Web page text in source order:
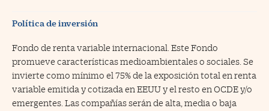
Política de inversión
Fondo de renta variable internacional. Este Fondo
promueve características medioambientales o sociales. Se
invierte como mínimo el 75% de la exposición total en renta
variable emitida y cotizada en EEUU y el resto en OCDE y/o
emergentes. Las compañías serán de alta, media o baja